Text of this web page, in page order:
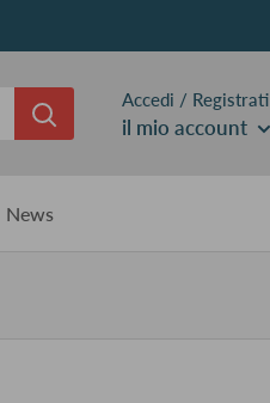
Accedi / Registrati
il mio account
News